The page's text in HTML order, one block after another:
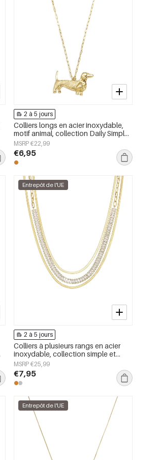
2 à 5 jours
Colliers longs en acier inoxydable,
motif animal, collection Daily Simple,
bijoux pour femmes
MSRP €22,99
€6,95
Entrepôt de l'UE
2 à 5 jours
Colliers à plusieurs rangs en acier
inoxydable, collection simple et
décontractée pour femmes
MSRP €25,99
€7,95
Entrepôt de l'UE